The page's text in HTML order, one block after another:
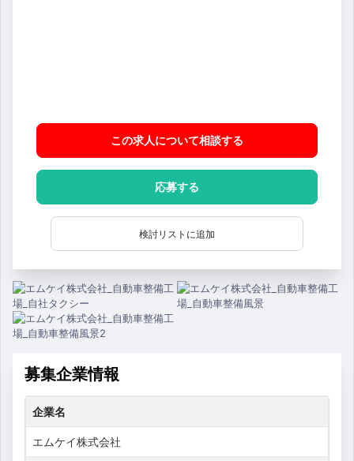
この求人について相談する
応募する
検討リストに追加
募集企業情報
企業名
エムケイ株式会社